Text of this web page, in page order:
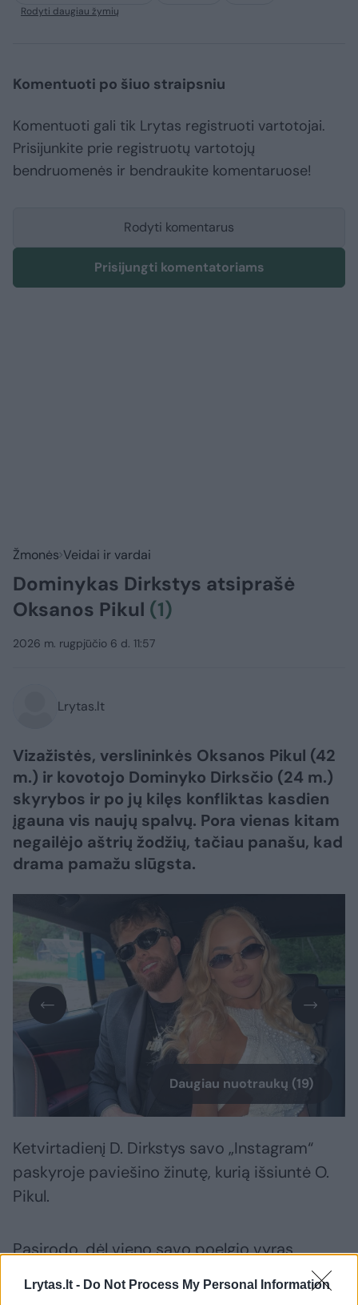
Lrytas.lt - Do Not Process My Personal Information
Rodyti daugiau žymių
Komentuoti po šiuo straipsniu
Komentuoti gali tik Lrytas registruoti vartotojai.
Prisijunkite prie registruotų vartotojų
bendruomenės ir bendraukite komentaruose!
Rodyti komentarus
Prisijungti komentatoriams
Žmonės Veidai ir vardai
Dominykas Dirkstys atsiprašė
Oksanos Pikul (1)
2026 m. rugpjūčio 6 d. 11:57
Lrytas.lt
Vizažistės, verslininkės Oksanos Pikul (42
m.) ir kovotojo Dominyko Dirksčio (24 m.)
skyrybos ir po jų kilęs konfliktas kasdien
įgauna vis naujų spalvų. Pora vienas kitam
negailėjo aštrių žodžių, tačiau panašu, kad
drama pamažu slūgsta.
Daugiau nuotraukų (19)
Ketvirtadienį D. Dirkstys savo „Instagram“
paskyroje paviešino žinutę, kurią išsiuntė O.
Pikul.
Pasirodo, dėl vieno savo poelgio vyras
nusprendė atsiprašyti buvusios mylimosios.